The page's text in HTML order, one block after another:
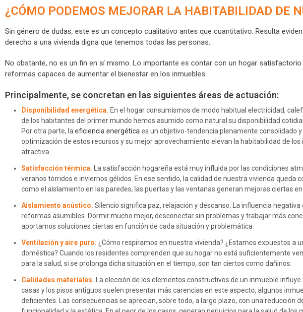
¿CÓMO PODEMOS MEJORAR LA HABITABILIDAD DE
Sin género de dudas, este es un concepto cualitativo antes que cuantitativo. Resulta
derecho a una vivienda digna que tenemos todas las personas.
No obstante, no es un fin en sí mismo. Lo importante es contar con un hogar
reformas capaces de aumentar el bienestar en los inmuebles.
Principalmente, se concretan en las siguientes áreas de actuación:
Disponibilidad energética. En el hogar consumismos de modo habitual electricidad,
de los habitantes del primer mundo hemos asumido como natural su disponibilidad
Por otra parte, laeficiencia energéticaes un objetivo-tendencia plenamente consolidado
optimización de estos recursos y su mejor aprovechamiento elevan la habitabilidad de
atractiva.
Satisfacción térmica. La satisfacción hogareña está muy influida por las condiciones
veranos tórridos e inviernos gélidos. En ese sentido, la calidad de nuestra vivienda
como el aislamiento en las paredes, las puertas y las ventanas generan mejoras ciertas
Aislamiento acústico. Silencio significa paz, relajación y descanso. La influencia
reformas asumibles. Dormir mucho mejor, desconectar sin problemas y trabajar más
aportamos soluciones ciertas en función de cada situación y problemática.
Ventilación y aire puro. ¿Cómo respiramos en nuestra vivienda? ¿Estamos expuestos a
doméstica? Cuando los residentes comprenden que su hogar no está suficientemente
para la salud, si se prolonga dicha situación en el tiempo, son tan ciertos como dañinos.
Calidades materiales. La elección de los elementos constructivos de un inmueble
casas y los pisos antiguos suelen presentar más carencias en este aspecto, algunos
deficientes. Las consecuencias se aprecian, sobre todo, a largo plazo, con una reducción